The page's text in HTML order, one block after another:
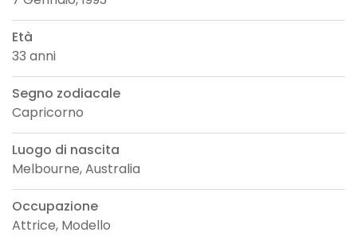
Età
33 anni
Segno zodiacale
Capricorno
Luogo di nascita
Melbourne, Australia
Occupazione
Attrice, Modello